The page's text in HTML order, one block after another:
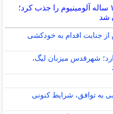
پرسپولیس پدیده ۱۹ ساله آلومینیوم را جذب کرد؛
شد
از جنایت اقدام به خودکشی
شهرقدس میزبان لیگ،
به توافق، شرایط کنونی